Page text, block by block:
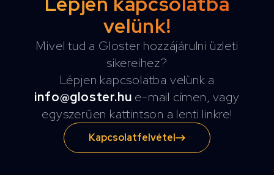
velünk!
Mivel tud a Gloster hozzájárulni üzleti
sikereihez?
Lépjen kapcsolatba velünk a
info@gloster.hu e-mail címen, vagy
egyszerűen kattintson a lenti linkre!
Kapcsolatfelvétel